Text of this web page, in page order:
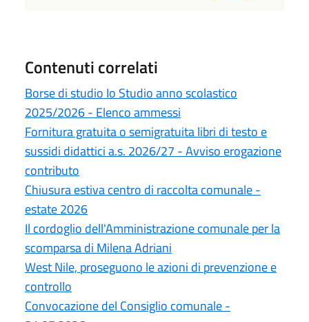
Contenuti correlati
Borse di studio Io Studio anno scolastico
2025/2026 - Elenco ammessi
Fornitura gratuita o semigratuita libri di testo e
sussidi didattici a.s. 2026/27 - Avviso erogazione
contributo
Chiusura estiva centro di raccolta comunale -
estate 2026
Il cordoglio dell'Amministrazione comunale per la
scomparsa di Milena Adriani
West Nile, proseguono le azioni di prevenzione e
controllo
Convocazione del Consiglio comunale -